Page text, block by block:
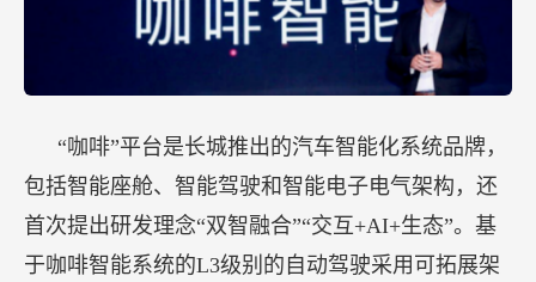
“咖啡”平台是长城推出的汽车智能化系统品牌，
包括智能座舱、智能驾驶和智能电子电气架构，还
首次提出研发理念“双智融合”“交互+AI+生态”。基
于咖啡智能系统的L3级别的自动驾驶采用可拓展架